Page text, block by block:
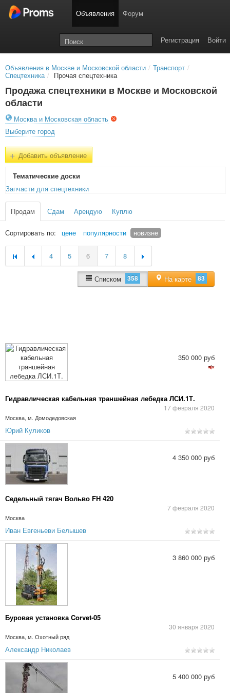
Объявления Форум
Войти
Регистрация
Объявления в Москве и Московской области / Транспорт /
Спецтехника / Прочая спецтехника
Продажа спецтехники в Москве и Московской
области
Москва и Московская область
Выберите город
+Добавить объявление
Тематичеcкие доски
Запчасти для спецтехники
Продам Сдам Арендую Куплю
Сортировать по: цене популярности новизне
4 5 6 7 8
Списком 358 На карте 83
Гидравлическая кабельная траншейная лебедка ЛСИ.1Т.
17 февраля 2020
Москва, м. Домодедовская
350 000 руб
Юрий Куликов
Седельный тягач Вольво FH 420
7 февраля 2020
Москва
4 350 000 руб
Иван Евгеньеви Белышев
Буровая установка Corvet-05
30 января 2020
Москва, м. Охотный ряд
3 860 000 руб
Александр Николаев
5 400 000 руб